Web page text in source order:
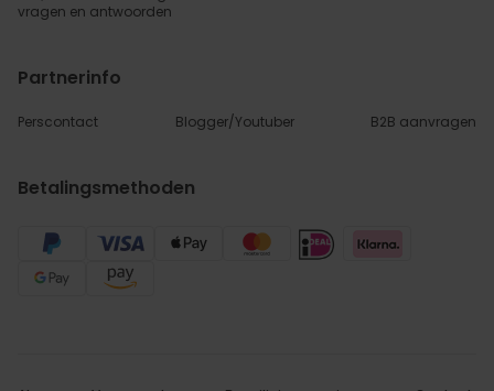
vragen en antwoorden
Partnerinfo
Perscontact Blogger/Youtuber B2B aanvragen
Betalingsmethoden